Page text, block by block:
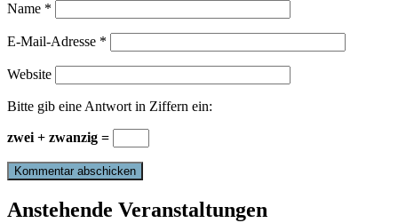
Name *
E-Mail-Adresse *
Website
Bitte gib eine Antwort in Ziffern ein:
zwei + zwanzig =
Anstehende Veranstaltungen